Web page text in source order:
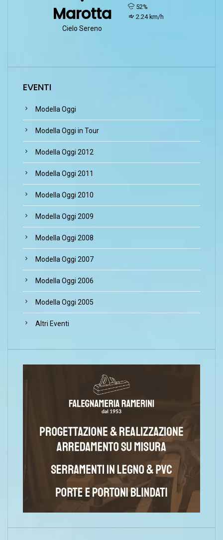
Marotta
Cielo Sereno
humidity:
52%
wind:
2.24 km/h
EVENTI
Modella Oggi
Modella Oggi in Tour
Modella Oggi 2012
Modella Oggi 2011
Modella Oggi 2010
Modella Oggi 2009
Modella Oggi 2008
Modella Oggi 2007
Modella Oggi 2006
Modella Oggi 2005
Altri Eventi